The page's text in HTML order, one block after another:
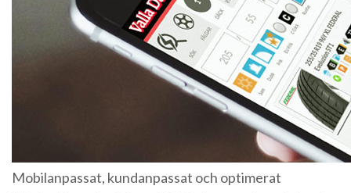
Mobilanpassat, kundanpassat och optimerat